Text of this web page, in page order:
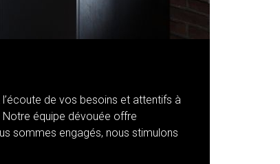
de vos besoins et attentifs à
équipe dévouée offre
sommes engagés, nous stimulons